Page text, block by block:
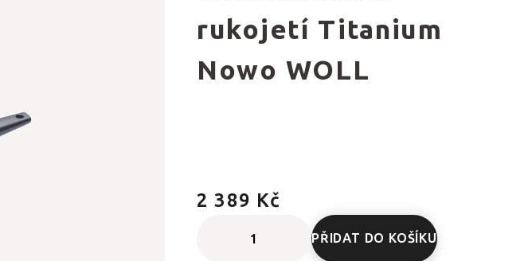
rukojetí Titanium
Nowo WOLL
2 389 Kč
PŘIDAT DO KOŠÍKU